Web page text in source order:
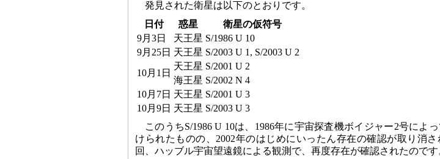
発見された衛星は以下のとおりです。
日付
惑星
衛星の仮符号
9月3日
天王星 S/1986 U 10
9月25日 天王星 S/2003 U 1, S/2003 U 2
10月1日
天王星 S/2001 U 2
海王星 S/2002 N 4
10月7日 天王星 S/2001 U 3
10月9日 天王星 S/2003 U 3
このうちS/1986 U 10は、1986年に宇宙探査機ボイジャー2号によ
けられたものの、2002年のはじめにいったん存在の確認が取り消
回、ハッブル宇宙望遠鏡による観測で、再度存在が確認されたのです